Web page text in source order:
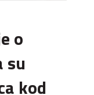
o
su
kod